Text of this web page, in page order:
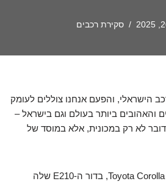
סקירת רכבים
הישראלי, והפעם אנחנו צוללים לעומק
ביותר בעולם וגם בישראל –
לא רק במכונית, אלא במוסד של
הקורולה, או בשמה המלא Toyota Corolla, בדור ה-E210 שלה